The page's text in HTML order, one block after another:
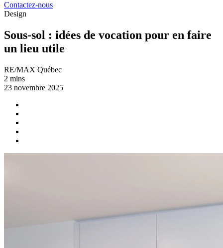
Contactez-nous
Design
Sous-sol : idées de vocation pour en faire
un lieu utile
RE/MAX Québec
2 mins
23 novembre 2025